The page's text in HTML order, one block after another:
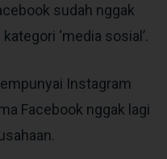
sudah nggak
‘media sosial’.
Instagram
Facebook nggak lagi